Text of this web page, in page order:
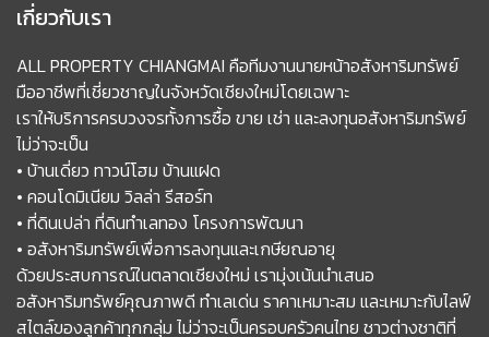
เกี่ยวกับเรา
ALL PROPERTY CHIANGMAI คือทีมงานนายหน้าอสังหาริมทรัพย์
มืออาชีพที่เชี่ยวชาญในจังหวัดเชียงใหม่โดยเฉพาะ
เราให้บริการครบวงจรทั้งการซื้อ ขาย เช่า และลงทุนอสังหาริมทรัพย์
ไม่ว่าจะเป็น
• บ้านเดี่ยว ทาวน์โฮม บ้านแฝด
• คอนโดมิเนียม วิลล่า รีสอร์ท
• ที่ดินเปล่า ที่ดินทำเลทอง โครงการพัฒนา
• อสังหาริมทรัพย์เพื่อการลงทุนและเกษียณอายุ
ด้วยประสบการณ์ในตลาดเชียงใหม่ เรามุ่งเน้นนำเสนอ
อสังหาริมทรัพย์คุณภาพดี ทำเลเด่น ราคาเหมาะสม และเหมาะกับไลฟ์
สไตล์ของลูกค้าทุกกลุ่ม ไม่ว่าจะเป็นครอบครัวคนไทย ชาวต่างชาติที่